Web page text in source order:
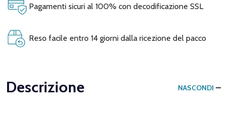
Pagamenti sicuri al 100% con decodificazione SSL
Reso facile entro 14 giorni dalla ricezione del pacco
Descrizione NASCONDI